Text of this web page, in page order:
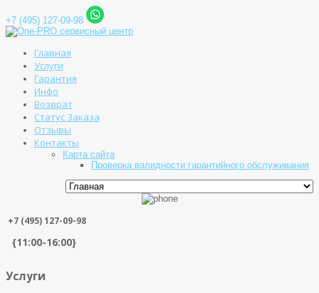
+7 (495) 127-09-98
Главная
Услуги
Гарантия
Инфо
Возврат
Статус Заказа
Отзывы
Контакты
Карта сайта
Проверка валидности гарантийного обслуживания
+7 (495) 127-09-98
{11:00-16:00}
Услуги